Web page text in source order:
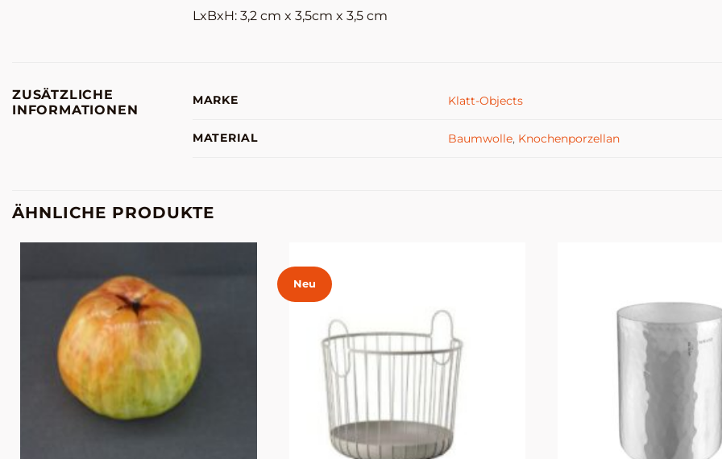
LxBxH: 3,2 cm x 3,5cm x 3,5 cm
ZUSÄTZLICHE
INFORMATIONEN
MARKE Klatt-Objects
MATERIAL Baumwolle, Knochenporzellan
ÄHNLICHE PRODUKTE
Neu